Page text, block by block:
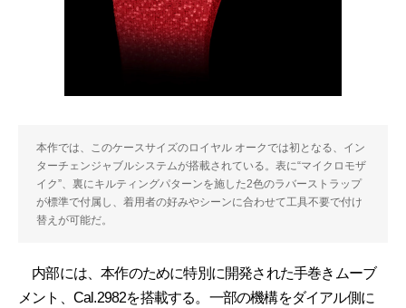
本作では、このケースサイズのロイヤル オークでは初となる、イン
ターチェンジャブルシステムが搭載されている。表に“マイクロモザ
イク”、裏にキルティングパターンを施した2色のラバーストラップ
が標準で付属し、着用者の好みやシーンに合わせて工具不要で付け
替えが可能だ。
内部には、本作のために特別に開発された手巻きムーブ
メント、Cal.2982を搭載する。一部の機構をダイアル側に